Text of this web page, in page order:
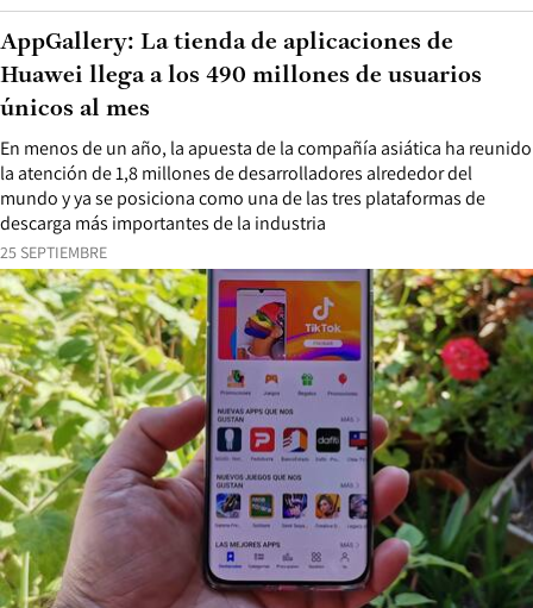
25 SEPTIEMBRE
En menos de un año, la apuesta de la compañía asiática ha reunido
la atención de 1,8 millones de desarrolladores alrededor del
mundo y ya se posiciona como una de las tres plataformas de
descarga más importantes de la industria
AppGallery: La tienda de aplicaciones de
Huawei llega a los 490 millones de usuarios
únicos al mes